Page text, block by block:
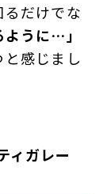
だけでな
ように…」
感じまし
ィガレー